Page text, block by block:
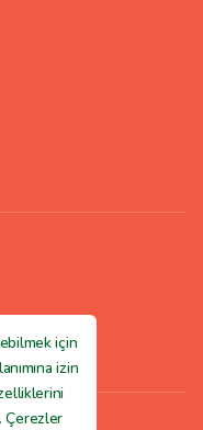
için
izin
Çerezler